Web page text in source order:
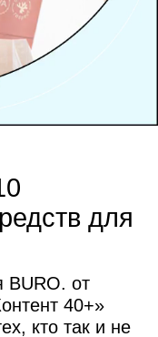
для
BURO. от
40+»
кто так и не